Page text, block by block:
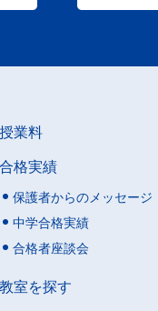
授業料
合格実績
保護者からのメッセージ
中学合格実績
合格者座談会
教室を探す